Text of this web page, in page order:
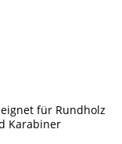
für Rundholz
Karabiner